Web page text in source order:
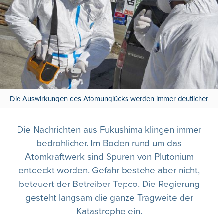
Die Auswirkungen des Atomunglücks werden immer deutlicher
Die Nachrichten aus Fukushima klingen immer
bedrohlicher. Im Boden rund um das
Atomkraftwerk sind Spuren von Plutonium
entdeckt worden. Gefahr bestehe aber nicht,
beteuert der Betreiber Tepco. Die Regierung
gesteht langsam die ganze Tragweite der
Katastrophe ein.